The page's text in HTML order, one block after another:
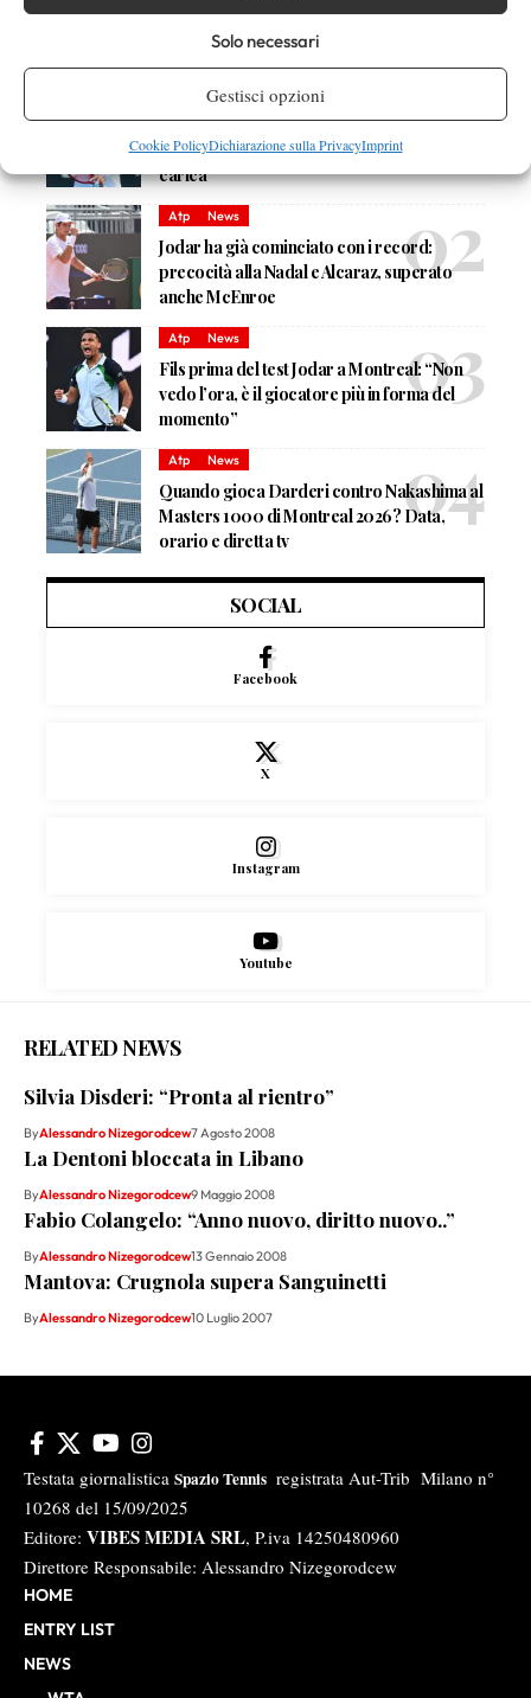
Solo necessari
Gestisci opzioni
Cookie PolicyDichiarazione sulla PrivacyImprint
Masters 1000 Montreal 2026: Fonseca
sbatte su Shelton, avanza il campione in
carica
Atp News
Jodar ha già cominciato con i record:
precocità alla Nadal e Alcaraz, superato
anche McEnroe
Atp News
Fils prima del test Jodar a Montreal: “Non
vedo l’ora, è il giocatore più in forma del
momento”
Atp News
Quando gioca Darderi contro Nakashima al
Masters 1000 di Montreal 2026? Data,
orario e diretta tv
SOCIAL
Facebook
X
Instagram
Youtube
RELATED NEWS
Silvia Disderi: “Pronta al rientro”
ByAlessandro Nizegorodcew7 Agosto 2008
La Dentoni bloccata in Libano
ByAlessandro Nizegorodcew9 Maggio 2008
Fabio Colangelo: “Anno nuovo, diritto nuovo..”
ByAlessandro Nizegorodcew13 Gennaio 2008
Mantova: Crugnola supera Sanguinetti
ByAlessandro Nizegorodcew10 Luglio 2007
Testata giornalistica Spazio Tennis registrata Aut-Trib Milano n°
10268 del 15/09/2025
Editore: VIBES MEDIA SRL, P.iva 14250480960
Direttore Responsabile: Alessandro Nizegorodcew
HOME
ENTRY LIST
NEWS